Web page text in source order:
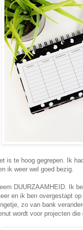
is te hoog gegrepen. Ik
ik weer wel goed bezig.
DUURZAAMHEID. Ik
en ik ben overgestapt
zo van bank
wordt voor projecten